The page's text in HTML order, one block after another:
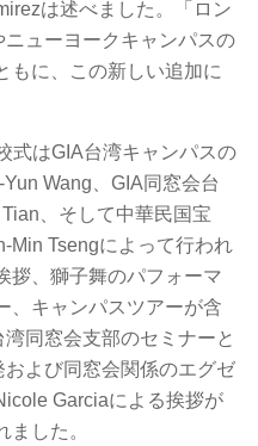
は述べました。「ロン
ニューヨークキャンパスの
もに、この新しい追加に
式はGIA台湾キャンパスの
Wang、GIA同窓会台
、そして中華民国宝
Min Tsengによって行われ
拶、獅子舞のパフォーマ
、キャンパスツアーが含
同窓会支部のセミナーと
よび同窓会関係のエグゼ
Garciaによる挨拶が
した。